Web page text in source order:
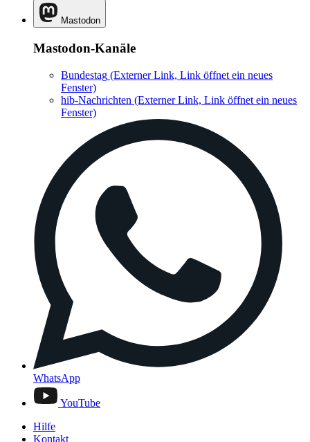
Mastodon
Mastodon-Kanäle
Bundestag (Externer Link, Link öffnet ein neues
Fenster)
hib-Nachrichten (Externer Link, Link öffnet ein neues
Fenster)
WhatsApp
YouTube
Hilfe
Kontakt